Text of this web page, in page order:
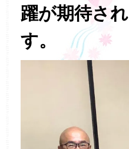
躍が期待さ
す。